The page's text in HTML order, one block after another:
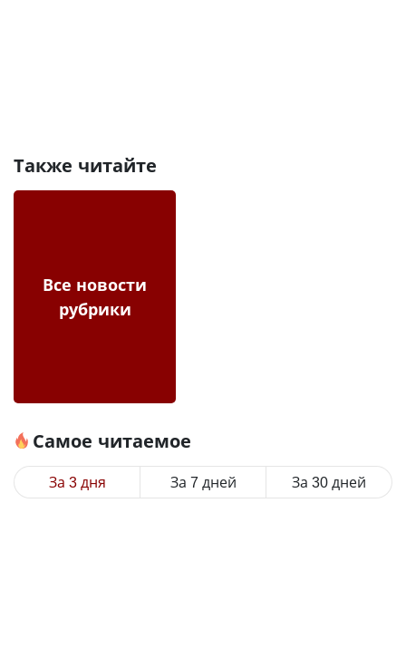
Также читайте
Все новости
рубрики
Самое читаемое
За 3 дня За 7 дней За 30 дней